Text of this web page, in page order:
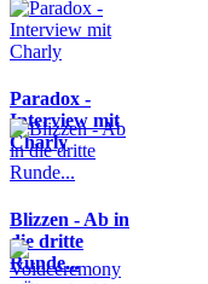
Paradox -
Interview mit
Charly
Blizzen - Ab in
die dritte
Runde...